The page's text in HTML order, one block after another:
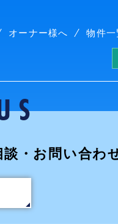
オーナー様へ 物件一
・お問い合わ